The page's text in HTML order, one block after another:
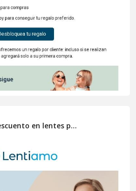
en lentes p...